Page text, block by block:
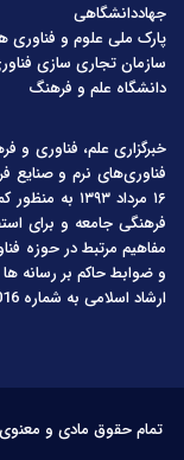
جهاددانشگاهی
پارک ملی علوم و فناوری
سازمان تجاری سازی
دانشگاه علم و فرهنگ
خبرگزاری علم، فناوری و
فناوری‌های نرم و صنایع
۱۶ مرداد
فرهنگی جامعه و برای
مفاهیم مرتبط در حوزه
و ضوابط حاکم بر رسانه
ارشاد اسلامی به شماره 70016 فعالیت خود را آغاز کرده است.
تمام حقوق مادی و